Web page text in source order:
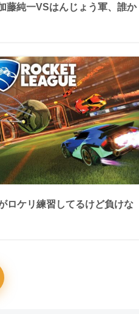
藤純一VSはんじょう軍、誰か
ロケリ練習してるけど負けな